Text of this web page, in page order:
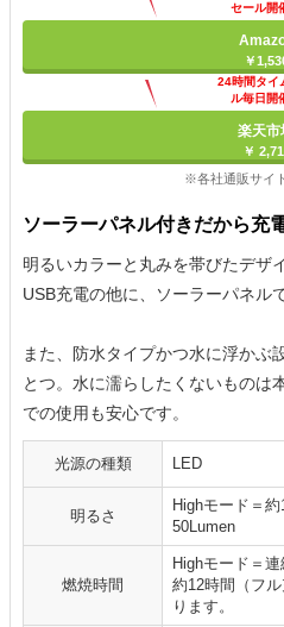
セール開
￥
24時間タイ
ル毎日開
楽天市
￥
※各社通販サイ
ソーラーパネル付きだから充
明るいカラーと丸みを帯びたデザ
USB充電の他に、ソーラーパネル
また、防水タイプかつ水に浮かぶ
とつ。水に濡らしたくないものは
での使用も安心です。
光源の種類 LED
明るさ
Highモード＝
50Lumen
燃焼時間
Highモード＝
約12時間（フ
ります。